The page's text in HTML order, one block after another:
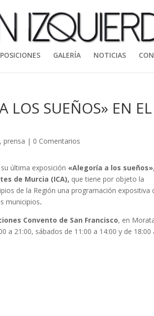
GALERÍA NOTICIAS
LOS SUEÑOS» EN EL
,prensa | 0 Comentarios
última exposición «Alegoría a los sueños»
de Murcia (ICA), que tiene por objeto la
de la Región una programación expositiva
municipios.
Convento de San Francisco, en
a 21:00, sábados de 11:00 a 14:00 y de 18:00